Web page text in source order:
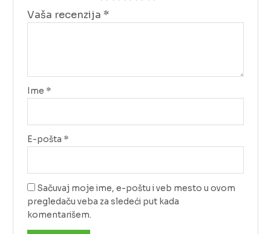
Vaša recenzija *
Ime *
E-pošta *
Sačuvaj moje ime, e-poštu i veb mesto u ovom
pregledaču veba za sledeći put kada
komentarišem.